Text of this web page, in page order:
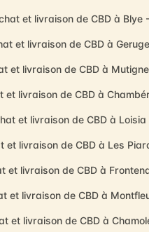
et livraison de CBD à Blye
et livraison de CBD à
et livraison de CBD à
et livraison de CBD à
et livraison de CBD à
et livraison de CBD à Les
et livraison de CBD à
et livraison de CBD à
et livraison de CBD à